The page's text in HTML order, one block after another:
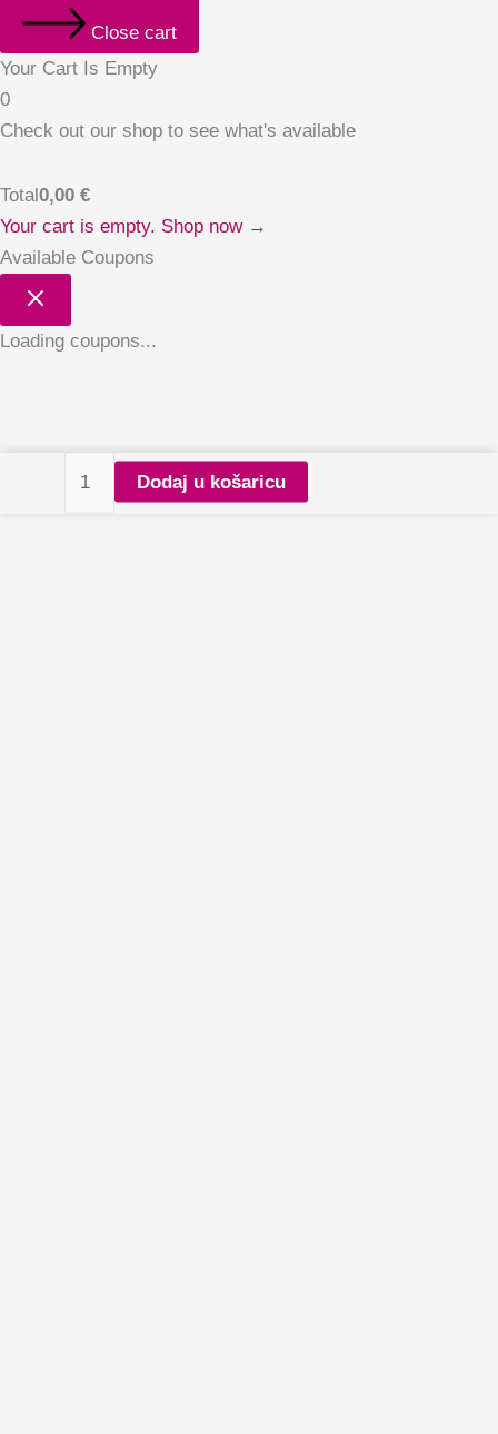
Close cart
Your Cart Is Empty
0
Check out our shop to see what's available
Total0,00 €
Your cart is empty. Shop now →
Available Coupons
Loading coupons...
Dodaj u košaricu